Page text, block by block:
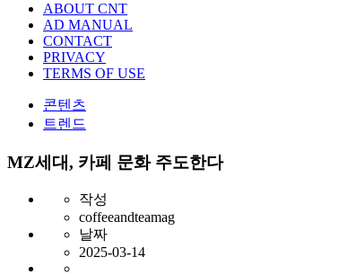
ABOUT CNT
AD MANUAL
CONTACT
PRIVACY
TERMS OF USE
콘텐츠
트렌드
MZ세대, 카페 문화 주도한다
작성
coffeeandteamag
날짜
2025-03-14